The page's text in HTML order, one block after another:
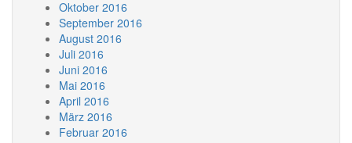
Oktober 2016
September 2016
August 2016
Juli 2016
Juni 2016
Mai 2016
April 2016
März 2016
Februar 2016